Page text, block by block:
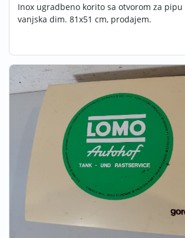
Inox ugradbeno korito sa otvorom za pipu
vanjska dim. 81x51 cm, prodajem.